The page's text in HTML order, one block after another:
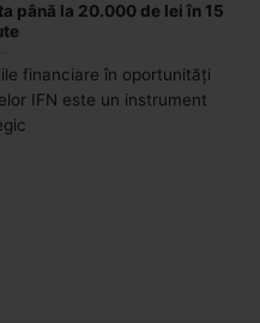
până la 20.000 de lei în 15
financiare în oportunități
IFN este un instrument